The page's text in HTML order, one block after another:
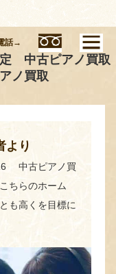
中古ピアノ買取
ノ買取
より
中古ピアノ買
ちらのホーム
も高くを目標に
話→